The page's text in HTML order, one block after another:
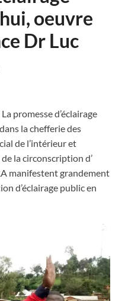
oeuvre
Dr Luc
promesse d’éclairage
la chefferie des
de l’intérieur et
la circonscription d’
manifestent grandement
d’éclairage public en